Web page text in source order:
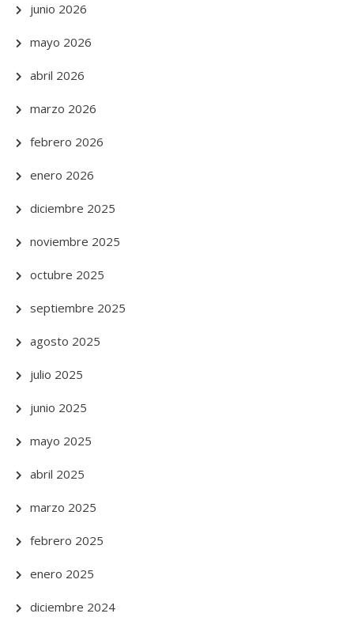
junio 2026
mayo 2026
abril 2026
marzo 2026
febrero 2026
enero 2026
diciembre 2025
noviembre 2025
octubre 2025
septiembre 2025
agosto 2025
julio 2025
junio 2025
mayo 2025
abril 2025
marzo 2025
febrero 2025
enero 2025
diciembre 2024